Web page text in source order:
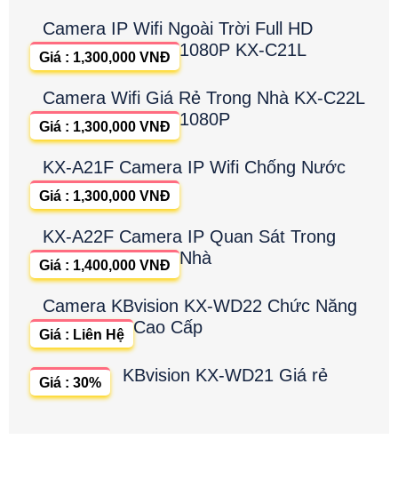
Camera IP Wifi Ngoài Trời Full HD
1080P KX-C21L
Giá : 1,300,000 VNĐ
Camera Wifi Giá Rẻ Trong Nhà KX-C22L
1080P
Giá : 1,300,000 VNĐ
KX-A21F Camera IP Wifi Chống Nước
Giá : 1,300,000 VNĐ
KX-A22F Camera IP Quan Sát Trong
Nhà
Giá : 1,400,000 VNĐ
Camera KBvision KX-WD22 Chức Năng
Cao Cấp
Giá : Liên Hệ
KBvision KX-WD21 Giá rẻ
Giá : 30%